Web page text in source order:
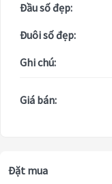
Đầu số đẹp:
Đuôi số đẹp:
Ghi chú:
Giá bán:
Đặt mua